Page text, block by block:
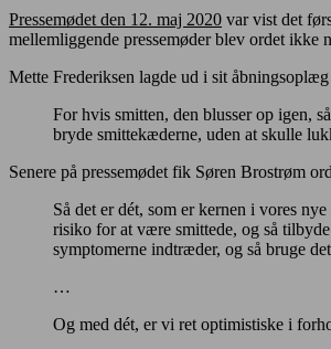
Pressemødet den 12. maj 2020 var vist det
mellemliggende pressemøder blev ordet
Mette Frederiksen lagde ud i sit
For hvis smitten, den blusser op igen,
bryde smittekæderne, uden at skulle
Senere på pressemødet fik Søren Brostrøm
Så det er dét, som er kernen i vores
risiko for at være smittede, og så
symptomerne indtræder, og så bruge
…
Og med dét, er vi ret optimistiske i